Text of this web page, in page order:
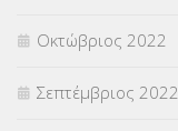
Οκτώβριος 2022
Σεπτέμβριος 2022